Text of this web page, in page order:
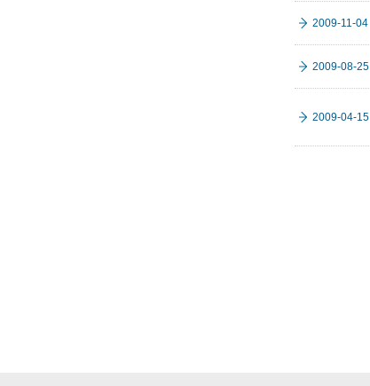
2009-11-04
2009-08-25
2009-04-15